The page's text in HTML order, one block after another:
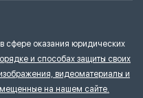
сфере оказания юридических
и способах защиты своих
видеоматериалы и
на нашем сайте.